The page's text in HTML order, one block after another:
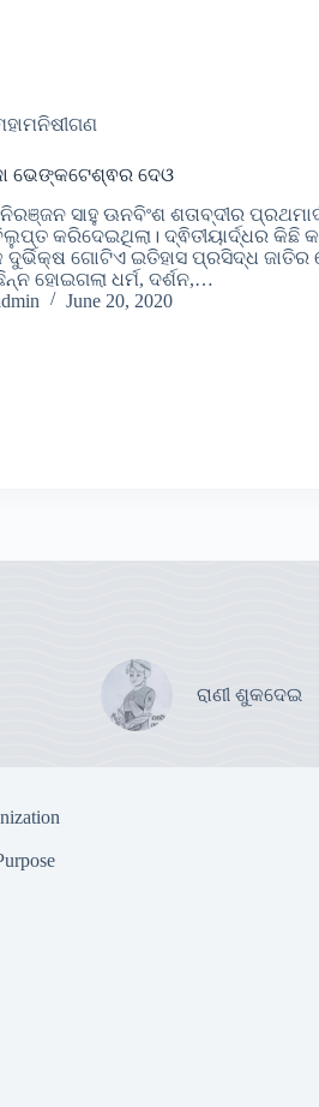
ଭେଙ୍କଟେଶ୍ଵର ଦେଓ
ନିରଞ୍ଜନ ସାହୁ ଊନବିଂଶ ଶତାବ୍ଦୀର
କରିଦେଇଥିଲା। ଦ୍ଵିତୀୟାର୍ଦ୍ଧର କିଛି
ଗୋଟିଏ ଇତିହାସ ପ୍ରସିଦ୍ଧ ଜାତିର
ହୋଇଗଲା ଧର୍ମ, ଦର୍ଶନ,…
June 20, 2020
ରାଣୀ ଶୁକଦେଇ